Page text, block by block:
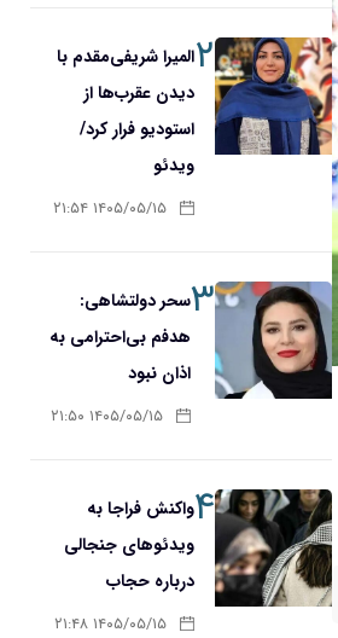
۲المیرا شریفی‌مقدم با
دیدن عقرب‌ها از
استودیو فرار کرد/
ویدئو
۱۴۰۵/۰۵/۱۵ ۲۱:۵۴
۳سحر دولتشاهی:
هدفم بی‌احترامی به
اذان نبود
۱۴۰۵/۰۵/۱۵ ۲۱:۵۰
۴واکنش فراجا به
ویدئوهای جنجالی
درباره حجاب
۱۴۰۵/۰۵/۱۵ ۲۱:۴۸